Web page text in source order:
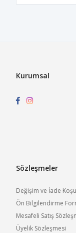
Kurumsal
Sözleşmeler
Değişim ve İade
Ön Bilgilendirme
Mesafeli Satış
Üyelik Sözleşmesi